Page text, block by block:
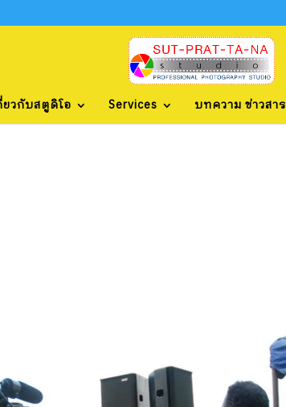
ยวกับสตูดิโอ Services บทความ ข่าวสาร